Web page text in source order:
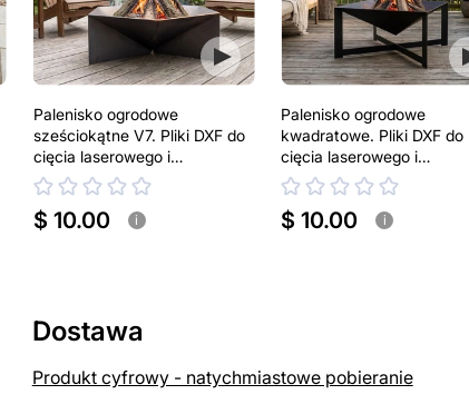
Palenisko ogrodowe
sześciokątne V7. Pliki DXF do
cięcia laserowego i
plazmowego
$ 10.00 i
Palenisko ogrodowe
kwadratowe. Pliki DXF do
cięcia laserowego i
plazmowego
$ 10.00 i
Dostawa
Produkt cyfrowy - natychmiastowe pobieranie